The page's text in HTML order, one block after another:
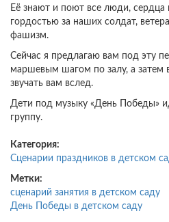
Её знают и поют все люди, сердца
гордостью за наших солдат,
фашизм.
Сейчас я предлагаю вам под эту
маршевым шагом по залу, а затем
звучать вам вслед.
Дети под музыку «День Победы»
группу.
Категория:
Сценарии праздников в детском
Метки:
сценарий занятия в детском саду
День Победы в детском саду